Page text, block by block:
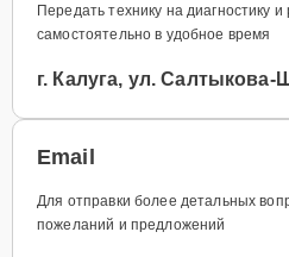
Передать технику на диагностику
самостоятельно в удобное время
г. Калуга, ул.
Email
Для отправки более детальных
пожеланий и предложений